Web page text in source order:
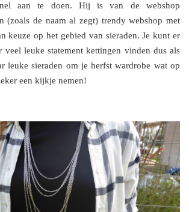
aan te doen. Hij is van de webshop
(zoals de naam al zegt) trendy webshop met
keuze op het gebied van sieraden. Je kunt er
veel leuke statement kettingen vinden dus als
leuke sieraden om je herfst wardrobe wat op
een kijkje nemen!